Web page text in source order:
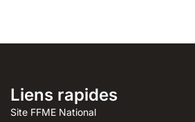
Liens rapides
Site FFME National